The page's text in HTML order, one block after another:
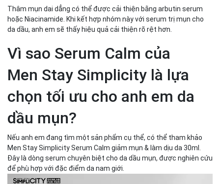
Thâm mụn dai dẳng có thể được cải thiện bằng arbutin serum
hoặc Niacinamide. Khi kết hợp nhóm này với serum trị mụn cho
da dầu, anh em sẽ thấy hiệu quả cải thiện rõ rệt hơn.
Vì sao Serum Calm của
Men Stay Simplicity là lựa
chọn tối ưu cho anh em da
dầu mụn?
Nếu anh em đang tìm một sản phẩm cụ thể, có thể tham khảo
Men Stay Simplicity Serum Calm giảm mụn & làm dịu da 30ml.
Đây là dòng serum chuyên biệt cho da dầu mụn, được nghiên cứu
để phù hợp với đặc điểm da nam giới.